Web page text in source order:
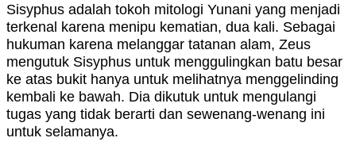
Sisyphus adalah tokoh mitologi Yunani yang menjadi
terkenal karena menipu kematian, dua kali. Sebagai
hukuman karena melanggar tatanan alam, Zeus
mengutuk Sisyphus untuk menggulingkan batu besar
ke atas bukit hanya untuk melihatnya menggelinding
kembali ke bawah. Dia dikutuk untuk mengulangi
tugas yang tidak berarti dan sewenang-wenang ini
untuk selamanya.